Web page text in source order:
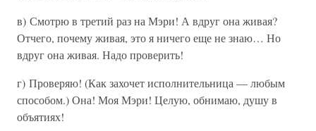
в) Смотрю в третий раз на Мэри! А вдруг она живая?
Отчего, почему живая, это я ничего еще не знаю… Но
вдруг она живая. Надо проверить!
г) Проверяю! (Как захочет исполнительница — любым
способом.) Она! Моя Мэри! Целую, обнимаю, душу в
объятиях!